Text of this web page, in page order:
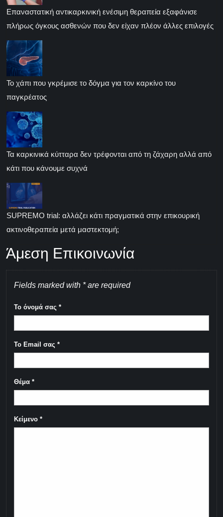
Επαναστατική αντικαρκινική ενέσιμη θεραπεία εξαφάνισε
πλήρως όγκους ασθενών που δεν είχαν πλέον άλλες επιλογές
Το χάπι που γκρέμισε το δόγμα για τον καρκίνο του
παγκρέατος
Τα καρκινικά κύτταρα δεν τρέφονται από τη ζάχαρη αλλά από
κάτι που κάνουμε συχνά
SUPREMO trial: αλλάζει κάτι πραγματικά στην επικουρική
ακτινοθεραπεία μετά μαστεκτομή;
Άμεση Επικοινωνία
Fields marked with * are required
Το όνομά σας *
Το Email σας *
Θέμα *
Κείμενο *